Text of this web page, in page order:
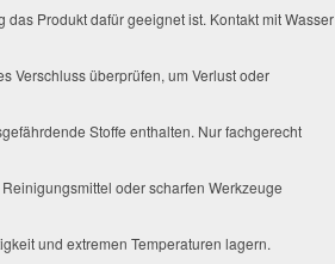
Produkt dafür geeignet ist. Kontakt mit Wasser
Verschluss überprüfen, um Verlust oder
Stoffe enthalten. Nur fachgerecht
oder scharfen Werkzeuge
und extremen Temperaturen lagern.